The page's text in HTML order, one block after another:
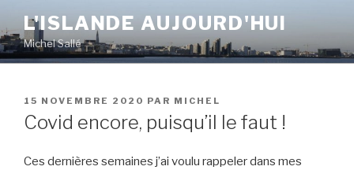
au
contenu
principal
L'ISLANDE AUJOURD'HUI
Michel Sallé
PUBLIÉ
LE
15 NOVEMBRE 2020 PAR MICHEL
Covid encore, puisqu’il le faut !
Ces dernières semaines j’ai voulu rappeler dans mes